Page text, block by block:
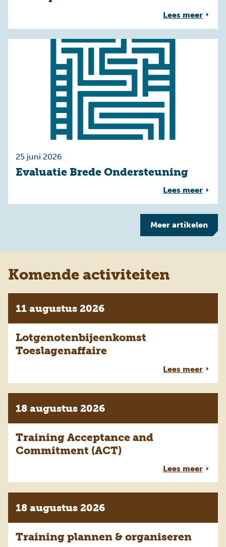
Lees meer
25 juni 2026
Evaluatie Brede Ondersteuning
Lees meer
Meerartikelen
Komende activiteiten
11 augustus 2026
Lotgenotenbijeenkomst
Toeslagenaffaire
Lees meer
18 augustus 2026
Training Acceptance and
Commitment (ACT)
Lees meer
18 augustus 2026
Training plannen & organiseren